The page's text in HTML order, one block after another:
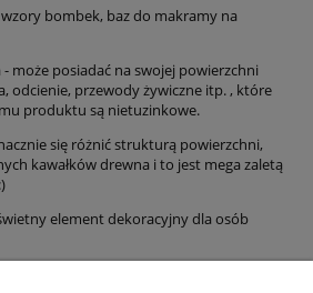
bombek, baz do makramy na
może posiadać na swojej powierzchni
odcienie, przewody żywiczne itp. , które
produktu są nietuzinkowe.
się różnić strukturą powierzchni,
kawałków drewna i to jest mega zaletą
element dekoracyjny dla osób